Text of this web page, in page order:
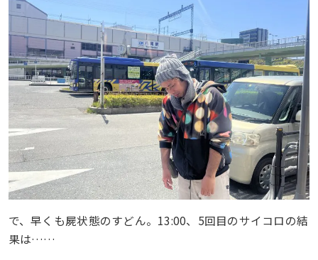
で、早くも屍状態のすどん。13:00、5回目のサイコロの結
果は……